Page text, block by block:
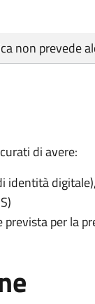
non prevede
di avere:
identità
per la